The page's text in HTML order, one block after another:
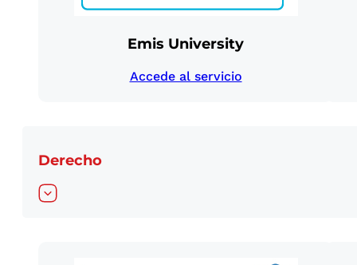
Emis University
Accede al servicio
Derecho